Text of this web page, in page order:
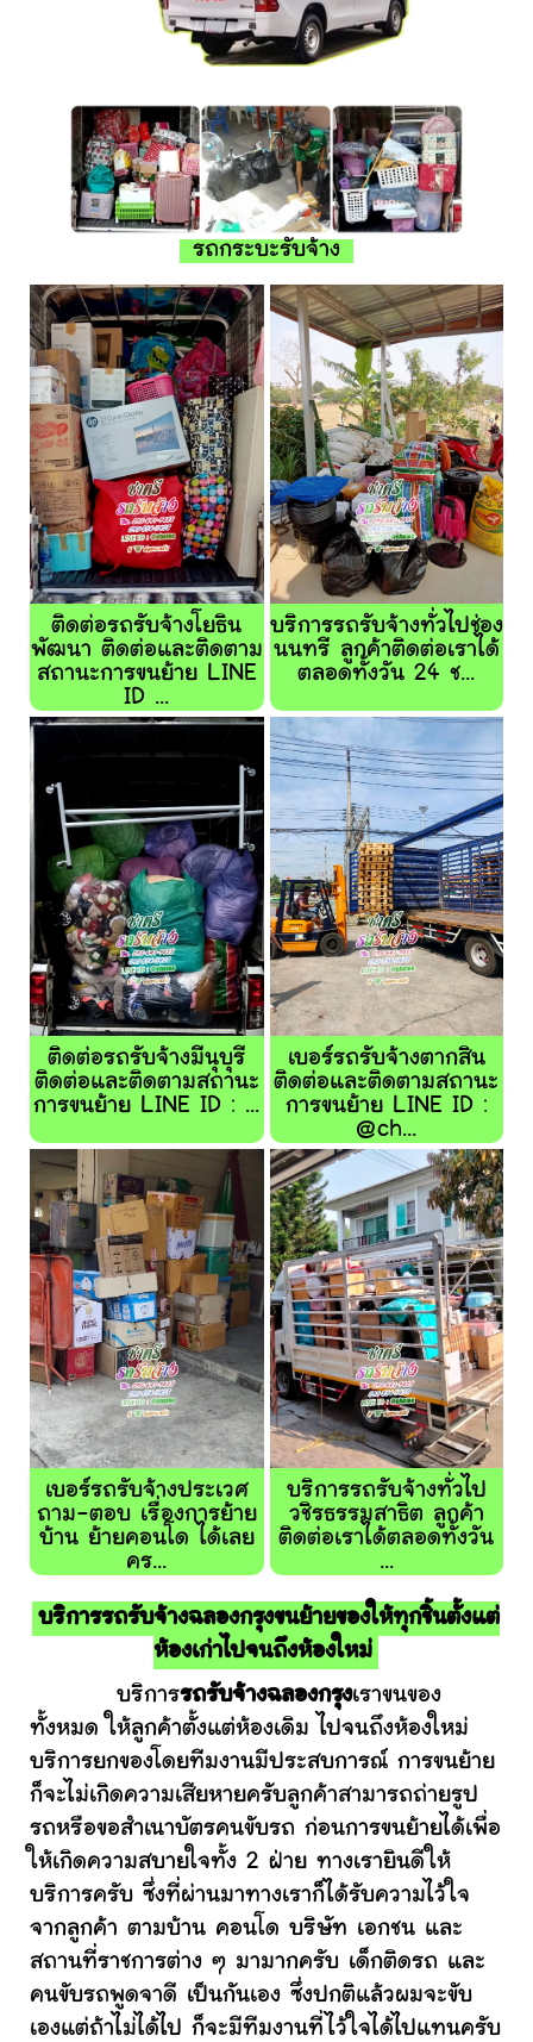
รถกระบะรับจ้าง
ติดต่อรถรับจ้างโยธิน
พัฒนา ติดต่อและติดตาม
สถานะการขนย้าย LINE
ID ...
บริการรถรับจ้างทั่วไปช่อง
นนทรี ลูกค้าติดต่อเราได้
ตลอดทั้งวัน 24 ช...
ติดต่อรถรับจ้างมีนุบุรี
ติดต่อและติดตามสถานะ
การขนย้าย LINE ID : ...
เบอร์รถรับจ้างตากสิน
ติดต่อและติดตามสถานะ
การขนย้าย LINE ID :
@ch...
เบอร์รถรับจ้างประเวศ
ถาม-ตอบ เรื่องการย้าย
บ้าน ย้ายคอนโด ได้เลย
คร...
บริการรถรับจ้างทั่วไป
วชิรธรรมสาธิต ลูกค้า
ติดต่อเราได้ตลอดทั้งวัน
...
บริการรถรับจ้างฉลองกรุงขนย้ายของให้ทุกชิ้นตั้งแต่
ห้องเก่าไปจนถึงห้องใหม่
บริการรถรับจ้างฉลองกรุงเราขนของ
ทั้งหมด ให้ลูกค้าตั้งแต่ห้องเดิม ไปจนถึงห้องใหม่
บริการยกของโดยทีมงานมีประสบการณ์ การขนย้าย
ก็จะไม่เกิดความเสียหายครับลูกค้าสามารถถ่ายรูป
รถหรือขอสำเนาบัตรคนขับรถ ก่อนการขนย้ายได้เพื่อ
ให้เกิดความสบายใจทั้ง 2 ฝ่าย ทางเรายินดีให้
บริการครับ ซึ่งที่ผ่านมาทางเราก็ได้รับความไว้ใจ
จากลูกค้า ตามบ้าน คอนโด บริษัท เอกชน และ
สถานที่ราชการต่าง ๆ มามากครับ เด็กติดรถ และ
คนขับรถพูดจาดี เป็นกันเอง ซึ่งปกติแล้วผมจะขับ
เองแต่ถ้าไม่ได้ไป ก็จะมีทีมงานที่ไว้ใจได้ไปแทนครับ